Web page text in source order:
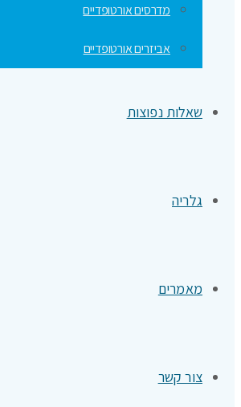
מדרסים אורטופדיים
אביזרים אורטופדיים
שאלות נפוצות
גלריה
מאמרים
צור קשר